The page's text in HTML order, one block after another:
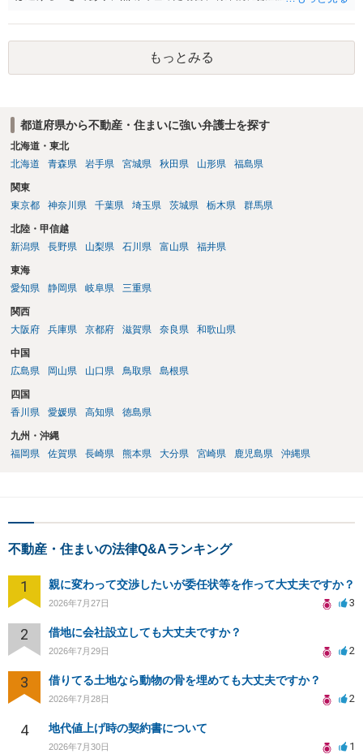
上、自分のペットの遺骨を埋める行為自体は墓地埋葬法違反や不法投
棄には該当しないため、犯罪になるわけではありません。しかし、建
物の所有者は質問者様であっても、土地の所有権はあくまで地主にあ
ります。そのため、地主に無断でお骨を埋める行為は、他人の所有権
事前に地主へ相談して許可を得るか、土地に直接埋めずに大きめの鉢
植え等で供養する「プランター葬」や、ペット霊園等への納骨を検討
されるのが確実かと思います。
もっとみる
都道府県から不動産・住まいに強い弁護士を探す
北海道・東北
北海道
青森県 岩手県 宮城県 秋田県 山形県 福島県
関東
東京都
神奈川県 千葉県 埼玉県 茨城県 栃木県 群馬県
北陸・甲信越
新潟県
長野県 山梨県 石川県 富山県 福井県
東海
愛知県
静岡県 岐阜県 三重県
関西
大阪府
兵庫県 京都府 滋賀県 奈良県 和歌山県
中国
広島県
岡山県 山口県 鳥取県 島根県
四国
香川県
愛媛県 高知県 徳島県
九州・沖縄
福岡県
佐賀県 長崎県 熊本県 大分県 宮崎県 鹿児島県 沖縄県
不動産・住まいの法律Q&Aランキング
1 親に変わって交渉したいが委任状等を作って大丈夫ですか？
2026年7月27日 3
2 借地に会社設立しても大丈夫ですか？
2026年7月29日 2
3 借りてる土地なら動物の骨を埋めても大丈夫ですか？
2026年7月28日 2
4 地代値上げ時の契約書について
2026年7月30日 1